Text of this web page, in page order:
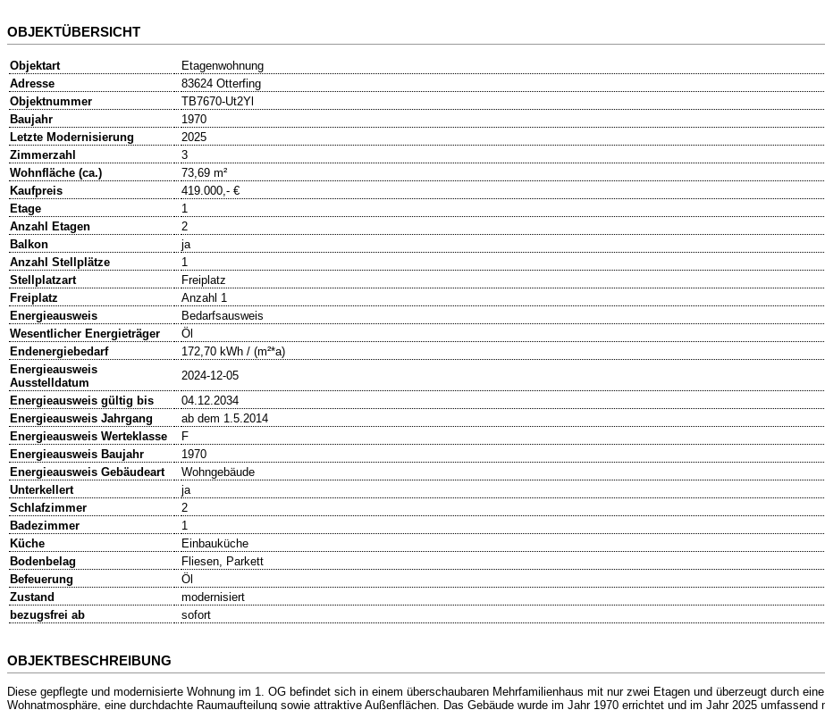
OBJEKTÜBERSICHT
Objektart
Etagenwohnung
Adresse
83624 Otterfing
Objektnummer
TB7670-Ut2Yl
Baujahr
1970
Letzte Modernisierung
2025
Zimmerzahl
3
Wohnfläche (ca.)
73,69 m²
Kaufpreis
419.000,- €
Etage
1
Anzahl Etagen
2
Balkon
ja
Anzahl Stellplätze
1
Stellplatzart
Freiplatz
Freiplatz
Anzahl 1
Energieausweis
Bedarfsausweis
Wesentlicher Energieträger
Öl
Endenergiebedarf
172,70 kWh / (m²*a)
Energieausweis
Ausstelldatum
2024-12-05
Energieausweis gültig bis
04.12.2034
Energieausweis Jahrgang
ab dem 1.5.2014
Energieausweis Werteklasse
F
Energieausweis Baujahr
1970
Energieausweis Gebäudeart
Wohngebäude
Unterkellert
ja
Schlafzimmer
2
Badezimmer
1
Küche
Einbauküche
Bodenbelag
Fliesen, Parkett
Befeuerung
Öl
Zustand
modernisiert
bezugsfrei ab
sofort
OBJEKTBESCHREIBUNG
Diese gepflegte und modernisierte Wohnung im 1. OG befindet sich in einem überschaubaren Mehrfamilienhaus mit nur zwei Etagen und überzeugt durch
Wohnatmosphäre, eine durchdachte Raumaufteilung sowie attraktive Außenflächen. Das Gebäude wurde im Jahr 1970 errichtet und im Jahr 2025 umfassend